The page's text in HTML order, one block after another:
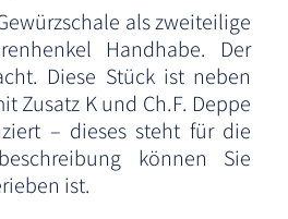
als zweiteilige
Handhabe. Der
Diese Stück ist neben
Zusatz K und Ch.F. Deppe
– dieses steht für die
können Sie
ist.